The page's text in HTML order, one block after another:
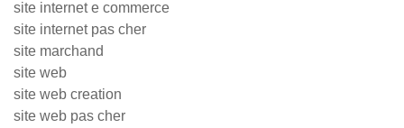
site internet e commerce
site internet pas cher
site marchand
site web
site web creation
site web pas cher